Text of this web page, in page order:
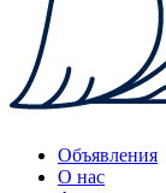
Объявления
О нас